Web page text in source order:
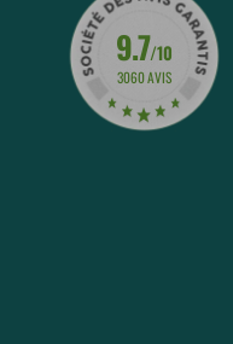
9.7/10
3060 AVIS